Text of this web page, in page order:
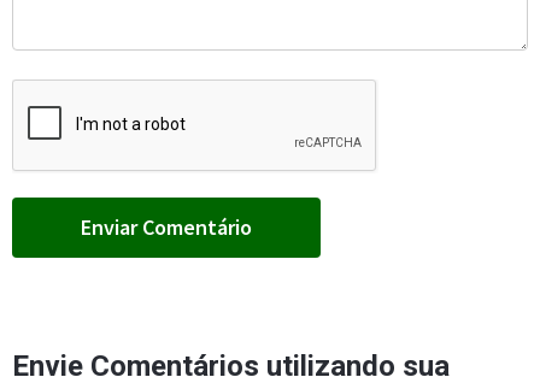
Envie Comentários utilizando sua